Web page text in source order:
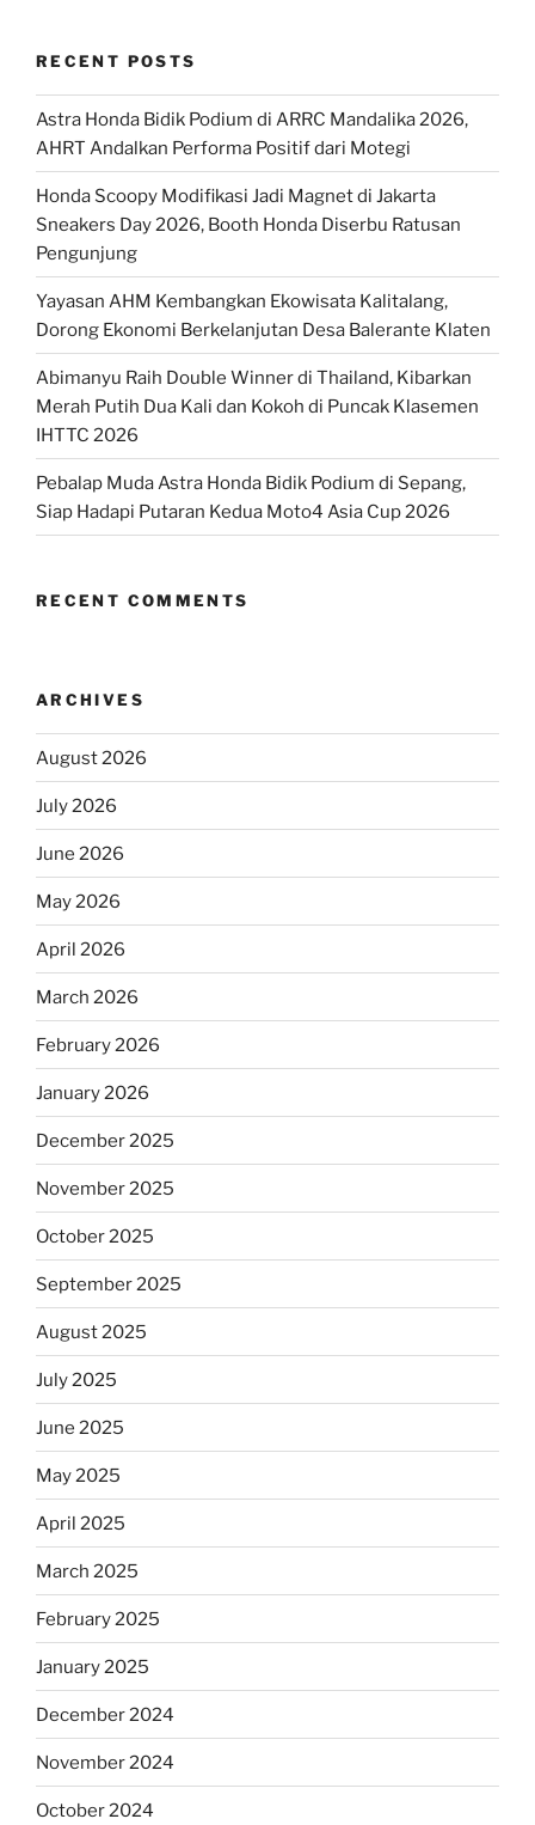
RECENT POSTS
Astra Honda Bidik Podium di ARRC Mandalika 2026,
AHRT Andalkan Performa Positif dari Motegi
Honda Scoopy Modifikasi Jadi Magnet di Jakarta
Sneakers Day 2026, Booth Honda Diserbu Ratusan
Pengunjung
Yayasan AHM Kembangkan Ekowisata Kalitalang,
Dorong Ekonomi Berkelanjutan Desa Balerante Klaten
Abimanyu Raih Double Winner di Thailand, Kibarkan
Merah Putih Dua Kali dan Kokoh di Puncak Klasemen
IHTTC 2026
Pebalap Muda Astra Honda Bidik Podium di Sepang,
Siap Hadapi Putaran Kedua Moto4 Asia Cup 2026
RECENT COMMENTS
ARCHIVES
August 2026
July 2026
June 2026
May 2026
April 2026
March 2026
February 2026
January 2026
December 2025
November 2025
October 2025
September 2025
August 2025
July 2025
June 2025
May 2025
April 2025
March 2025
February 2025
January 2025
December 2024
November 2024
October 2024